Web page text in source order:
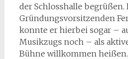
der Schlosshalle begrüßen.
Gründungsvorsitzenden
konnte er hierbei sogar –
Musikzugs noch – als
Bühne willkommen heißen.